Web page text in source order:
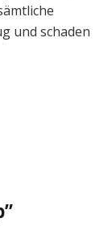
und schaden